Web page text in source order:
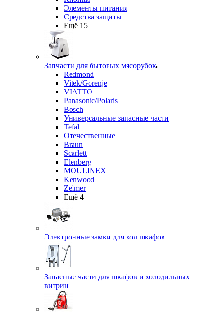
Элементы питания
Средства защиты
Ещё 15
Запчасти для бытовых мясорубок
Redmond
Vitek/Gorenje
VIATTO
Panasonic/Polaris
Bosch
Универсальные запасные части
Tefal
Отечественные
Braun
Scarlett
Elenberg
MOULINEX
Kenwood
Zelmer
Ещё 4
Электронные замки для хол.шкафов
Запасные части для шкафов и холодильных
витрин